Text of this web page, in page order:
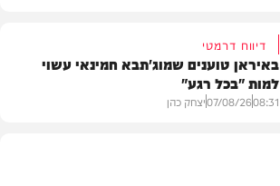
דיווח דרמטי
באיראן טוענים שמוג'תבא חמינאי עשוי
למות "בכל רגע"
08:31
07/08/26יצחק כהן